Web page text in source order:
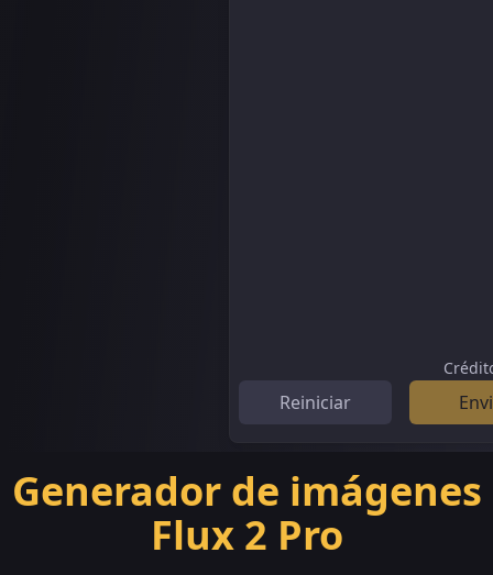
Reiniciar
Generador de imágenes
Flux 2 Pro